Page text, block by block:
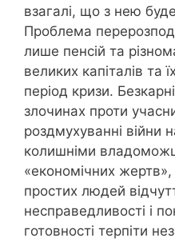
взагалі, що з нею
Проблема
лише пенсій та
великих капіталів та
період кризи.
злочинах проти
роздмухуванні війни
колишніми
«економічних
простих людей
несправедливості і
готовності терпіти